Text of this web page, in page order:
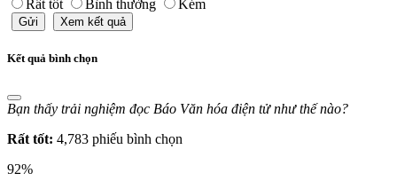
Rất tốt Bình thường Kém
Gửi Xem kết quả
Kết quả bình chọn
Bạn thấy trải nghiệm đọc Báo Văn hóa điện tử như thế nào?
Rất tốt: 4,783 phiếu bình chọn
92%